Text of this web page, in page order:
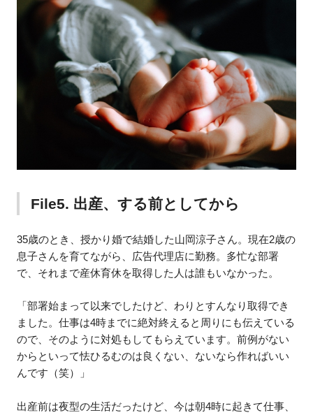
File5. 出産、する前としてから
35歳のとき、授かり婚で結婚した山岡涼子さん。現在2歳の
息子さんを育てながら、広告代理店に勤務。多忙な部署
で、それまで産休育休を取得した人は誰もいなかった。
「部署始まって以来でしたけど、わりとすんなり取得でき
ました。仕事は4時までに絶対終えると周りにも伝えている
ので、そのように対処もしてもらえています。前例がない
からといって怯ひるむのは良くない、ないなら作ればいい
んです（笑）」
出産前は夜型の生活だったけど、今は朝4時に起きて仕事、